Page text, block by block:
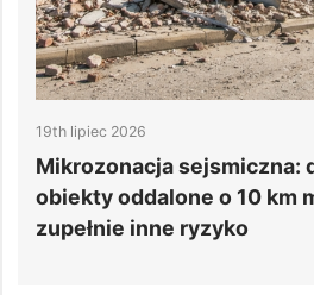
19th lipiec 2026
Mikrozonacja sejsmiczna:
obiekty oddalone o 10 km
zupełnie inne ryzyko